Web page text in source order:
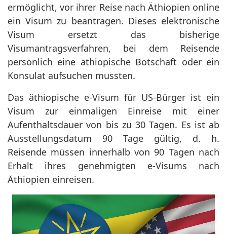
ermöglicht, vor ihrer Reise nach Äthiopien online
ein Visum zu beantragen. Dieses elektronische
Visum ersetzt das bisherige
Visumantragsverfahren, bei dem Reisende
persönlich eine äthiopische Botschaft oder ein
Konsulat aufsuchen mussten.
Das äthiopische e-Visum für US-Bürger ist ein
Visum zur einmaligen Einreise mit einer
Aufenthaltsdauer von bis zu 30 Tagen. Es ist ab
Ausstellungsdatum 90 Tage gültig, d. h.
Reisende müssen innerhalb von 90 Tagen nach
Erhalt ihres genehmigten e-Visums nach
Äthiopien einreisen.